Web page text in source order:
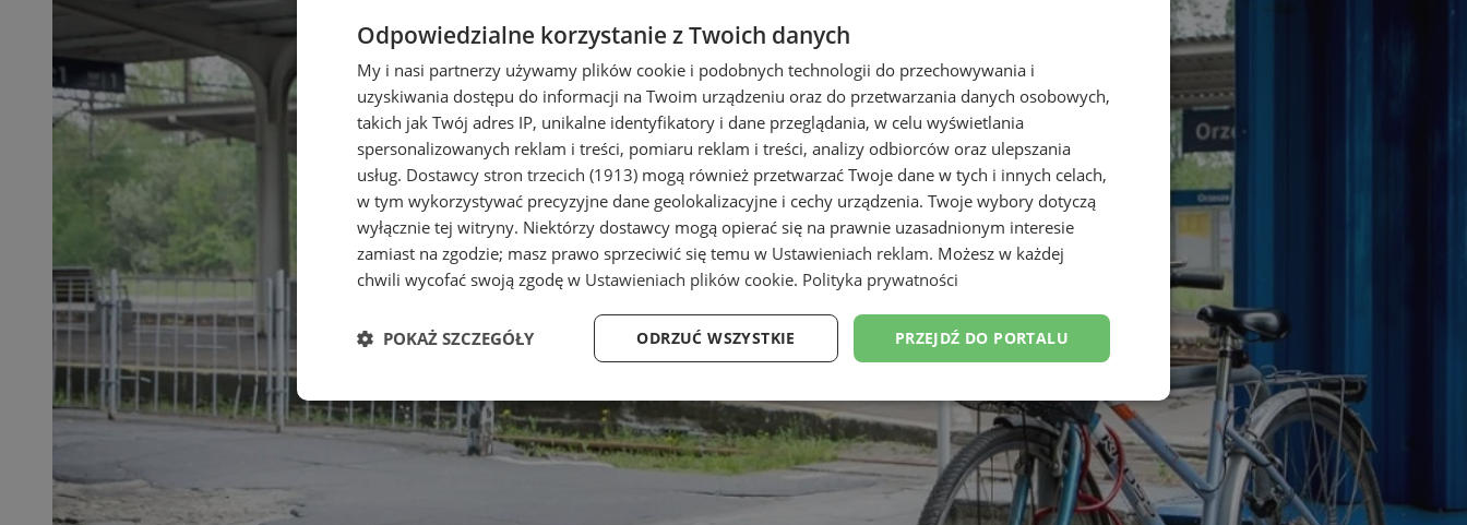
Odpowiedzialne korzystanie z Twoich danych
My i nasi partnerzy używamy plików cookie i podobnych technologii do przechowywania i
uzyskiwania dostępu do informacji na Twoim urządzeniu oraz do przetwarzania danych osobowych,
takich jak Twój adres IP, unikalne identyfikatory i dane przeglądania, w celu wyświetlania
spersonalizowanych reklam i treści, pomiaru reklam i treści, analizy odbiorców oraz ulepszania
usług. Dostawcy stron trzecich (1913) mogą również przetwarzać Twoje dane w tych i innych celach,
w tym wykorzystywać precyzyjne dane geolokalizacyjne i cechy urządzenia. Twoje wybory dotyczą
wyłącznie tej witryny. Niektórzy dostawcy mogą opierać się na prawnie uzasadnionym interesie
zamiast na zgodzie; masz prawo sprzeciwić się temu w Ustawieniach reklam. Możesz w każdej
chwili wycofać swoją zgodę w Ustawieniach plików cookie. Polityka prywatności
PRZEJDŹ DO PORTALU
ODRZUĆ WSZYSTKIE
POKAŻ SZCZEGÓŁY
Niezbędne Wydajność Targetowanie Funkcjonalność Niesklasyfikowane